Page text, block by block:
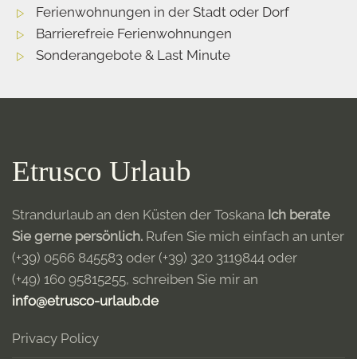
Ferienwohnungen in der Stadt oder Dorf
Barrierefreie Ferienwohnungen
Sonderangebote & Last Minute
Etrusco Urlaub
Strandurlaub an den Küsten der Toskana Ich berate
Sie gerne persönlich. Rufen Sie mich einfach an unter
(+39) 0566 845583 oder (+39) 320 3119844 oder
(+49) 160 95815255, schreiben Sie mir an
info@etrusco-urlaub.de
Privacy Policy